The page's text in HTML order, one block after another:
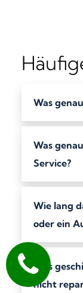
Was
Was
Service?
Wie lang
oder ein
Was
nicht